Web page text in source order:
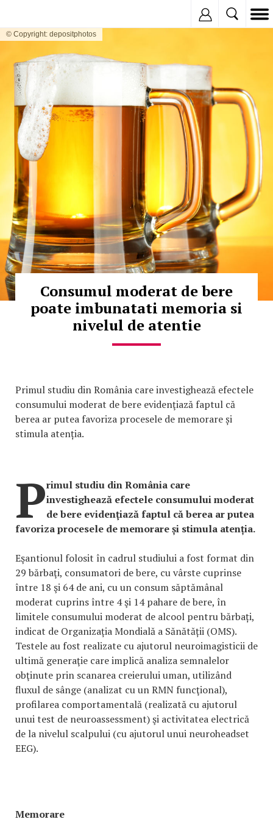
© Copyright: depositphotos
Consumul moderat de bere
poate imbunatati memoria si
nivelul de atentie
Primul studiu din România care investighează efectele
consumului moderat de bere evidenţiază faptul că
berea ar putea favoriza procesele de memorare și
stimula atenția.
Primul studiu din România care
investighează efectele consumului moderat
de bere evidenţiază faptul că berea ar putea
favoriza procesele de memorare și stimula atenția.
Eşantionul folosit în cadrul studiului a fost format din
29 bărbaţi, consumatori de bere, cu vârste cuprinse
între 18 şi 64 de ani, cu un consum săptămânal
moderat cuprins între 4 şi 14 pahare de bere, în
limitele consumului moderat de alcool pentru bărbați,
indicat de Organizația Mondială a Sănătății (OMS).
Testele au fost realizate cu ajutorul neuroimagisticii de
ultimă generaţie care implică analiza semnalelor
obţinute prin scanarea creierului uman, utilizând
fluxul de sânge (analizat cu un RMN funcţional),
profilarea comportamentală (realizată cu ajutorul
unui test de neuroassessment) şi activitatea electrică
de la nivelul scalpului (cu ajutorul unui neuroheadset
EEG).
Memorare